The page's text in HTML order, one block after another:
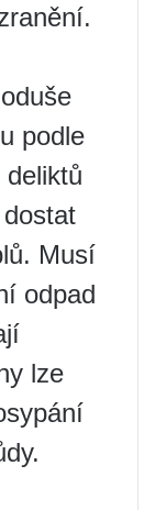
podle
Musí
odpad
lze